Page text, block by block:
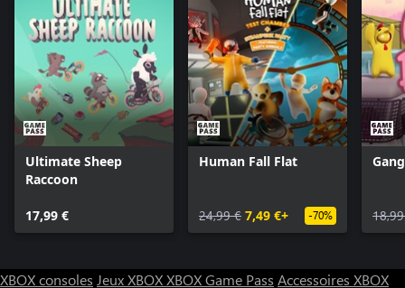
Ultimate Sheep
Raccoon
17,99 €
Human Fall Flat
24,99 € 7,49 €+ -70%
XBOX consoles Jeux XBOXXBOX Game Pass Accessoires XBOX